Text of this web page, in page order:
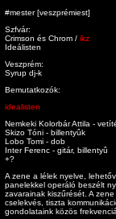
#mester [veszprémiest]
Szfvár:
Crimson és Chrom /ikz
Ideálisten
Veszprém:
Syrup dj-k
Bemutatkozók:
idealisten
Nemkeki Kolorbár Attila -
Skizo Tóni - billentyûk
Lobo Tomi - dob
Inter Ferenc - gitár, billentyû
+?
A zene a lélek nyelve,
panelekkel operáló beszélt
zavarainak kiszűrését. A
cselekvés, tiszta
gondolataink közös